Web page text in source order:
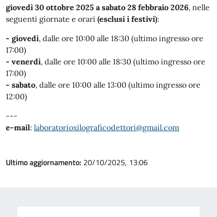
giovedì 30 ottobre 2025 a sabato 28 febbraio 2026, nelle
seguenti giornate e orari (esclusi i festivi):
- giovedì, dalle ore 10:00 alle 18:30 (ultimo ingresso ore
17:00)
- venerdì, dalle ore 10:00 alle 18:30 (ultimo ingresso ore
17:00)
- sabato, dalle ore 10:00 alle 13:00 (ultimo ingresso ore
12:00)
---
e-mail: laboratorioxilograficodettori@gmail.com
Ultimo aggiornamento: 20/10/2025, 13:06